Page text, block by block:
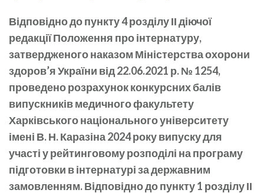
Відповідно до пункту 4 розділу ІІ діючої
редакції Положення про інтернатуру,
затвердженого наказом Міністерства охорони
здоров’я України від 22.06.2021 р. № 1254,
проведено розрахунок конкурсних балів
випускників медичного факультету
Харківського національного університету
імені В. Н. Каразіна 2024 року випуску для
участі у рейтинговому розподілі на програму
підготовки в інтернатурі за державним
замовленням. Відповідно до пункту 1 розділу ІІ